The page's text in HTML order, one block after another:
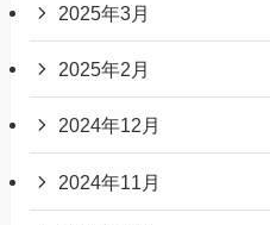
2025年3月
2025年2月
2024年12月
2024年11月